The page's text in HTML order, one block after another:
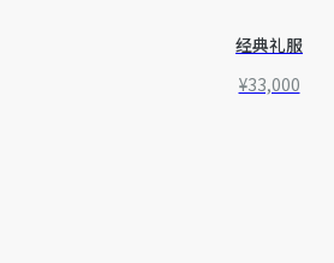
经典礼服
¥33,000